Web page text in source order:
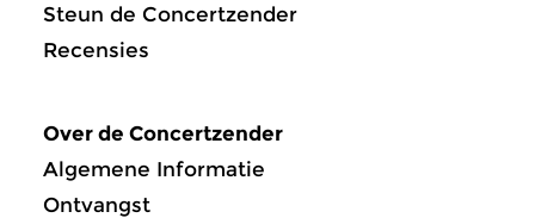
Steun de Concertzender
Recensies
Over de Concertzender
Algemene Informatie
Ontvangst